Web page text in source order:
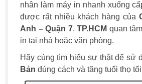
nhân làm máy in nhanh xuống
được rất nhiều khách hàng của
Anh – Quận 7, TP.HCM quan
in tại nhà hoặc văn phòng.
Hãy cùng tìm hiểu sự thật để sử
Bản đúng cách và tăng tuổi thọ